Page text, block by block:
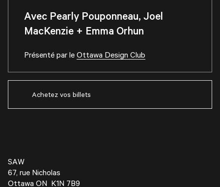
Avec Pearly Pouponneau, Joel
MacKenzie + Emma Orhun
Présenté par leOttawa Design Club
Achetez vos billets
SAW
67, rue Nicholas
Ottawa ON K1N 7B9